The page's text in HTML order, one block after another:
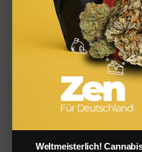
Beleuchtung erzielen
Doch bevor es an die
passendenMöbel,
sowie Pflanzen und
überlegen, für was du
nutzen willst und welcher
Holzgarnitur mit großem
das abendliche Dinner mit
gemütliche Hängematte,
Weltmeisterlich!